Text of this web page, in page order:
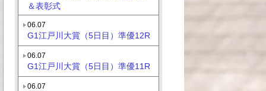
＆表彰式
06.07
G1江戸川大賞（5日目）準優12R
06.07
G1江戸川大賞（5日目）準優11R
06.07